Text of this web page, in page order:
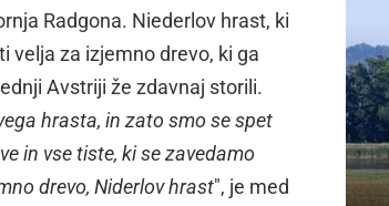
Radgona. Niederlov hrast, ki
velja za izjemno drevo, ki ga
Avstriji že zdavnaj storili.
hrasta, in zato smo se spet
in vse tiste, ki se zavedamo
drevo, Niderlov hrast", je med